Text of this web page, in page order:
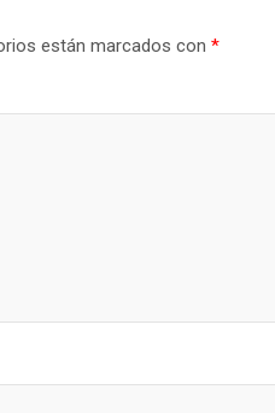
están marcados con *